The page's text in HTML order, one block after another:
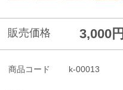
販売価格 3,000円
商品コード k-00013